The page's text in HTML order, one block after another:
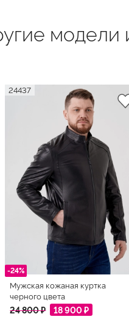
модели
-24%
24437
Мужская кожаная куртка
черного цвета
24 800 ₽ 18 900 ₽